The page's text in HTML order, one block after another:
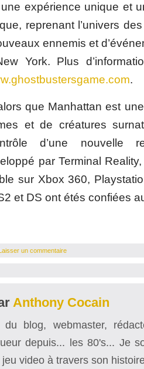
expérience unique et
reprenant l’univers
ennemis et
York. Plus
.
que Manhattan est
et de créatures
d’une nouvelle
par Terminal
sur Xbox 360,
et DS ont étés confiées
un commentaire
Anthony Cocain
du blog, webmaster,
depuis... les 80's... Je
video à travers son